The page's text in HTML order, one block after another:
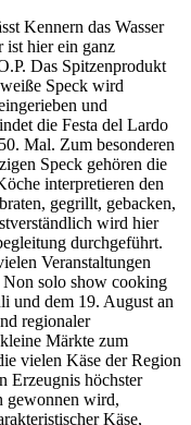
Kennern das Wasser
ist hier ein ganz
Das Spitzenprodukt
Speck wird
und
die Festa del Lardo
Mal. Zum besonderen
Speck gehören die
interpretieren den
gegrillt, gebacken,
wird hier
durchgeführt.
Veranstaltungen
solo show cooking
und dem 19. August an
regionaler
Märkte zum
vielen Käse der Region
Erzeugnis höchster
gewonnen wird,
Käse,